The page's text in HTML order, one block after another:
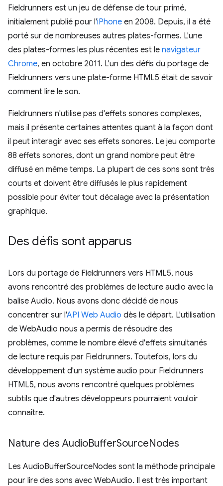
Fieldrunners est un jeu de défense de tour primé,
initialement publié pour l'iPhone en 2008. Depuis, il a été
porté sur de nombreuses autres plates-formes. L'une
des plates-formes les plus récentes est le navigateur
Chrome, en octobre 2011. L'un des défis du portage de
Fieldrunners vers une plate-forme HTML5 était de savoir
comment lire le son.
Fieldrunners n'utilise pas d'effets sonores complexes,
mais il présente certaines attentes quant à la façon dont
il peut interagir avec ses effets sonores. Le jeu comporte
88 effets sonores, dont un grand nombre peut être
diffusé en même temps. La plupart de ces sons sont très
courts et doivent être diffusés le plus rapidement
possible pour éviter tout décalage avec la présentation
graphique.
Des défis sont apparus
Lors du portage de Fieldrunners vers HTML5, nous
avons rencontré des problèmes de lecture audio avec la
balise Audio. Nous avons donc décidé de nous
concentrer sur l'API Web Audio dès le départ. L'utilisation
de WebAudio nous a permis de résoudre des
problèmes, comme le nombre élevé d'effets simultanés
de lecture requis par Fieldrunners. Toutefois, lors du
développement d'un système audio pour Fieldrunners
HTML5, nous avons rencontré quelques problèmes
subtils que d'autres développeurs pourraient vouloir
connaître.
Nature des AudioBufferSourceNodes
Les AudioBufferSourceNodes sont la méthode principale
pour lire des sons avec WebAudio. Il est très important